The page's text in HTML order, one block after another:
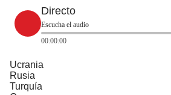
Directo
Escucha el audio
00:00:00
Ucrania
Rusia
Turquía